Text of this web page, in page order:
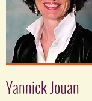
Yannick Jouan